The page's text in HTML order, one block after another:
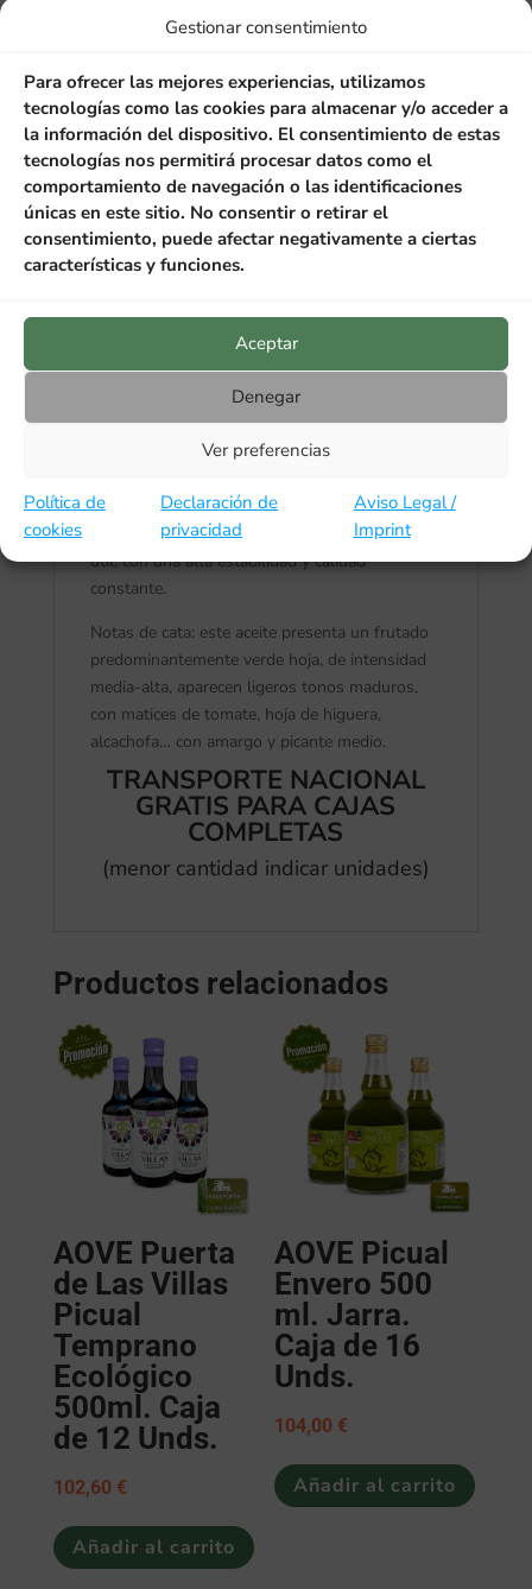
Gestionar consentimiento
Para ofrecer las mejores experiencias, utilizamos
tecnologías como las cookies para almacenar y/o acceder a
la información del dispositivo. El consentimiento de estas
tecnologías nos permitirá procesar datos como el
comportamiento de navegación o las identificaciones
únicas en este sitio. No consentir o retirar el
consentimiento, puede afectar negativamente a ciertas
características y funciones.
Aceptar
Denegar
Ver preferencias
Política de
cookies
Declaración de
privacidad
Aviso Legal /
Imprint
AOVE Puerta de Las Villas.
Variedad Picual.Caja con 6
PET de 2 litros. Campaña
2025/26
VARIEDAD: Picual
CERTIFICACIÓN: Producción Integrada
Se trata de un aceite procedente de aceitunas
en envero, de aceitunas recolectadas en la
primera quincena del mes de noviembre de
olivares situados dentro de Parque Natural de
Cazorla, Segura y las Villas y de la campiña de
la zona de la Loma. Rico en vitamina E y
susceptibilidad al deterioro, con mayor
rendimiento en frituras prolongando su vida
útil, con una alta estabilidad y calidad
constante.
Notas de cata: este aceite presenta un frutado
predominantemente verde hoja, de intensidad
media-alta, aparecen ligeros tonos maduros,
con matices de tomate, hoja de higuera,
alcachofa… con amargo y picante medio.
TRANSPORTE NACIONAL
GRATIS PARA CAJAS
COMPLETAS
(menor cantidad indicar unidades)
Productos relacionados
AOVE Puerta
de Las Villas
Picual
Temprano
Ecológico
500ml. Caja
de 12 Unds.
102,60 €
Añadir al carrito
AOVE Picual
Envero 500
ml. Jarra.
Caja de 16
Unds.
104,00 €
Añadir al carrito